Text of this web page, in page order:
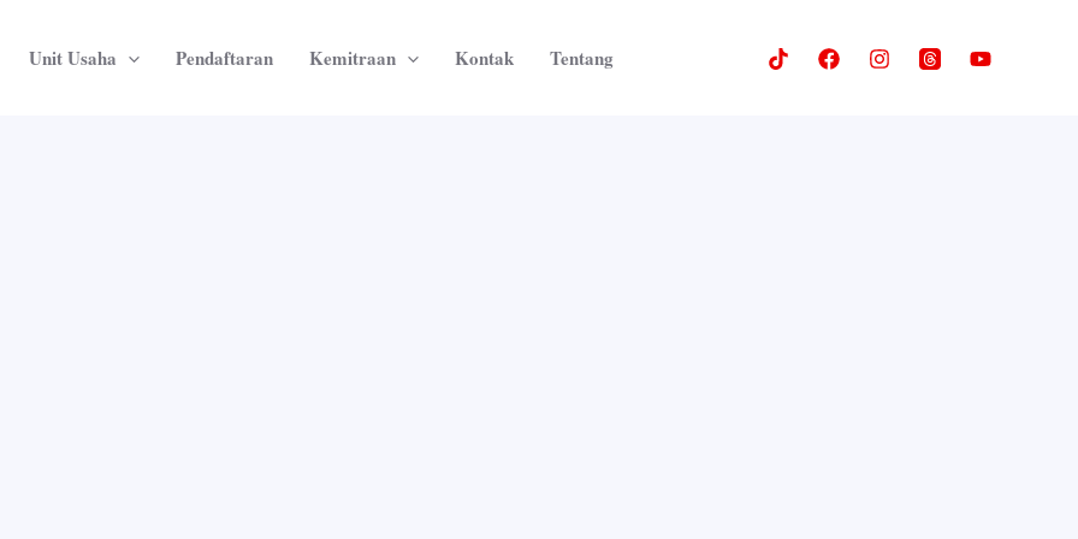
Unit Usaha Pendaftaran Kemitraan Kontak Tentang